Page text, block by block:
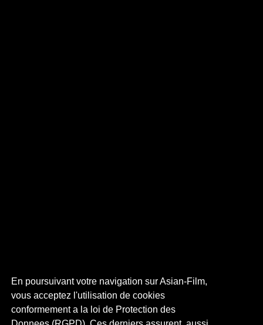
En poursuivant votre navigation sur Asian-Film,
vous acceptez l'utilisation de cookies
conformement a la loi de Protection des